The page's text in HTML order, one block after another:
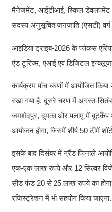
मैनेजमेंट, आईटीआई, स्किल डेवलपमेंट के
सदस्य अनुसूचित जनजाति (एसटी) वर्ग
आइडिया ट्राइब-2026 के फोकस
एंड टूरिज्म, एआई एवं डिजिटल
कार्यक्रम पांच चरणों में आयोजित
रखा गया है. दूसरे चरण में अगस्त-
जमशेदपुर, दुमका और पलामू में बूटकैंप
आयोजन होगा, जिसमें शीर्ष 50 टीमें
इसके बाद दिसंबर में ग्रैंड फिनाले
एक-एक लाख रुपये और 12 सिल्वर
सीड फंड 20 से 25 लाख रुपये का
रजिस्ट्रेशन में भी सहयोग किया जाएगा.